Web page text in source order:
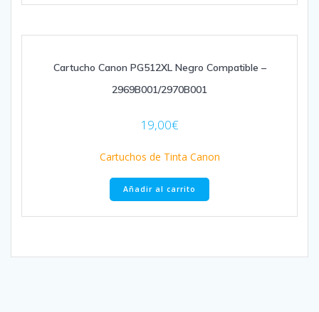
Cartucho Canon PG512XL Negro Compatible –
2969B001/2970B001
19,00€
Cartuchos de Tinta Canon
Añadir al carrito